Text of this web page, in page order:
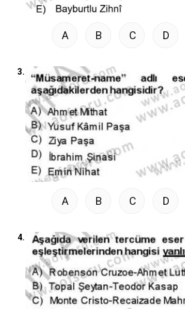
A B C D
3.
A B C D
4.